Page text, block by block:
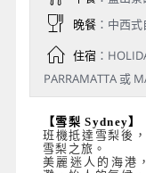
晚餐：中西式
住宿：
PARRAMATTA 或
【雪梨 Sydney】
班機抵達雪梨後
雪梨之旅。
美麗迷人的海港